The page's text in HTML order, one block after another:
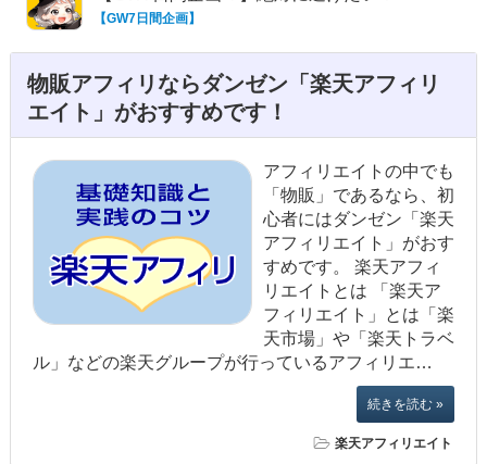
やってはいけない５つのNG表現
【GW7日間企画】
物販アフィリならダンゼン「楽天アフィリ
エイト」がおすすめです！
アフィリエイトの中でも
「物販」であるなら、初
心者にはダンゼン「楽天
アフィリエイト」がおす
すめです。 楽天アフィ
リエイトとは 「楽天ア
フィリエイト」とは「楽
天市場」や「楽天トラベ
ル」などの楽天グループが行っているアフィリエ…
続きを読む »
楽天アフィリエイト